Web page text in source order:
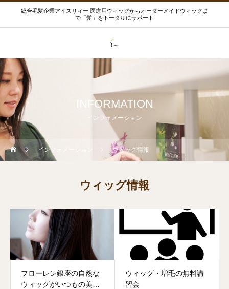
総合毛髪企業アイスリィー 医療用ウィッグからオーダーメイドウィッグま
で「髪」をトータルにサポート
INFORMATION
インフォメーション
インフォメーション ウィッグ情報
ウィッグ情報
フローレン銀座の自然な
ウィッグがいつもの美容
ウィッグ・増毛の無料講
習会